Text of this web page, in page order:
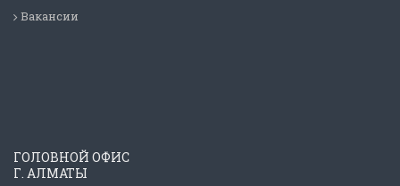
Вакансии
ГОЛОВНОЙ ОФИС
Г. АЛМАТЫ